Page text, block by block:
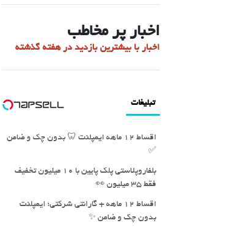
اخبار پر مخاطب
اخبار با بیشترین بازدید در هفته گذشته
تبلیغات
اقساط ۱۲ ماهه ایمپلنت 🦷 بدون چک و ضامن
✅
بلفاروپلاستی پلک پایین با ۱۰ میلیون تخفیف
فقط 3۵ میلیون 👀
اقساط 12 ماهه + گارانتی شرکتی؛ ایمپلنت
بدون چک و ضامن ✨